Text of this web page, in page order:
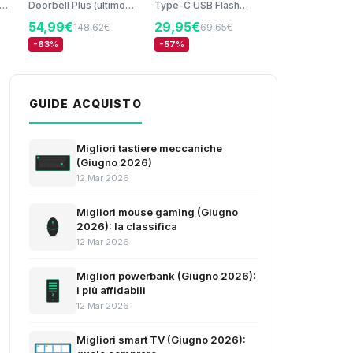
Doorbell Plus (ultimo
Camera (2ª gen.) |
Retinal 2K | Zoom 6x |
Batteria integrata |
giorni del piano di
54,99€148,62€
-63%
Type-C USB Flash
C, Velocità di Lettura
Fino a 400 MB/s, 128
GB, Blu (MUF-128DA)
29,95€69,65€
-57%
GUIDE ACQUISTO
Migliori tastiere meccaniche
(Giugno 2026)
12 Mar 2026
Migliori mouse gaming (Giugno
2026): la classifica
12 Mar 2026
Migliori powerbank (Giugno 2026):
i più affidabili
12 Mar 2026
Migliori smart TV (Giugno 2026):